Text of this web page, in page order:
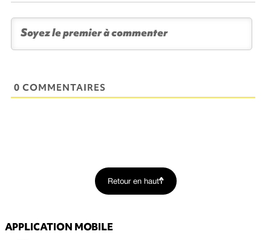
0 COMMENTAIRES
Retour en haut
APPLICATION MOBILE